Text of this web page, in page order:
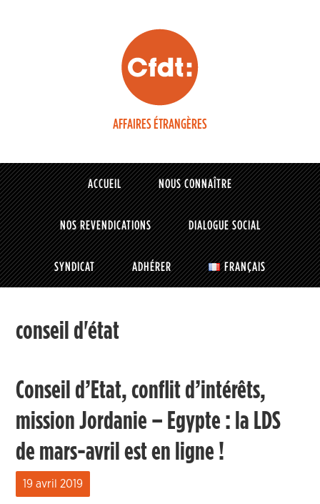
AFFAIRES ÉTRANGÈRES
ACCUEIL NOUS CONNAÎTRE
NOS REVENDICATIONS DIALOGUE SOCIAL
SYNDICAT ADHÉRER FRANÇAIS
conseil d'état
Conseil d’Etat, conflit d’intérêts,
mission Jordanie – Egypte : la LDS
de mars-avril est en ligne !
19 avril 2019